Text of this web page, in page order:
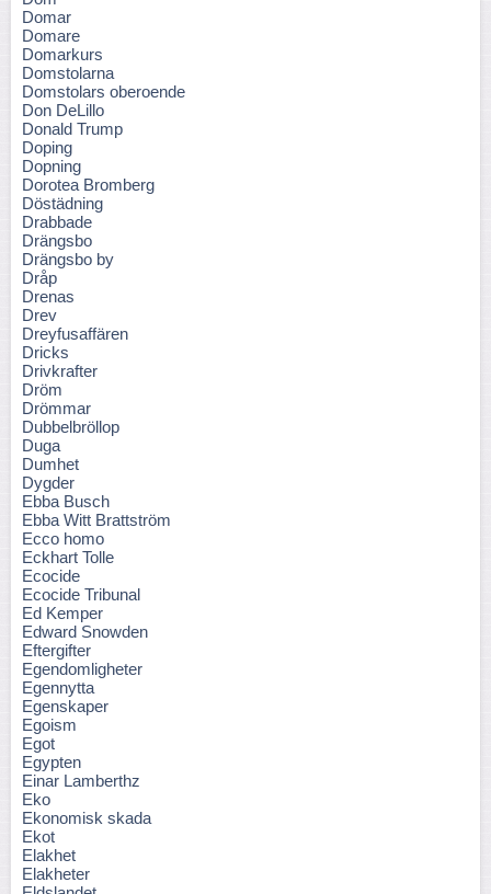
Domar
Domare
Domarkurs
Domstolarna
Domstolars oberoende
Don DeLillo
Donald Trump
Doping
Dopning
Dorotea Bromberg
Döstädning
Drabbade
Drängsbo
Drängsbo by
Dråp
Drenas
Drev
Dreyfusaffären
Dricks
Drivkrafter
Dröm
Drömmar
Dubbelbröllop
Duga
Dumhet
Dygder
Ebba Busch
Ebba Witt Brattström
Ecco homo
Eckhart Tolle
Ecocide
Ecocide Tribunal
Ed Kemper
Edward Snowden
Eftergifter
Egendomligheter
Egennytta
Egenskaper
Egoism
Egot
Egypten
Einar Lamberthz
Eko
Ekonomisk skada
Ekot
Elakhet
Elakheter